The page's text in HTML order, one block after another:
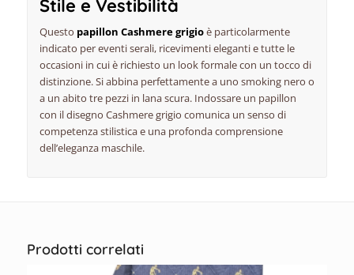
Stile e Vestibilità
Questo papillon Cashmere grigioè particolarmente
indicato per eventi serali, ricevimenti eleganti e tutte le
occasioni in cui è richiesto un look formale con un tocco di
distinzione. Si abbina perfettamente a uno smoking nero o
a un abito tre pezzi in lana scura. Indossare un papillon
con il disegno Cashmere grigio comunica un senso di
competenza stilistica e una profonda comprensione
dell’eleganza maschile.
Prodotti correlati